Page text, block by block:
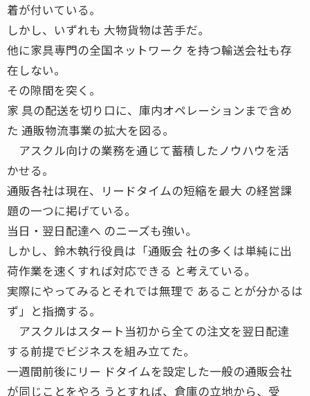
着が付いている。
しかし、いずれも 大物貨物は苦手だ。
他に家具専門の全国ネットワーク を持つ輸送会社も存
在しない。
その隙間を突く。
家 具の配送を切り口に、庫内オペレーションまで含め
た 通販物流事業の拡大を図る。
アスクル向けの業務を通じて蓄積したノウハウを活
かせる。
通販各社は現在、リードタイムの短縮を最大 の経営課
題の一つに掲げている。
当日・翌日配達へ のニーズも強い。
しかし、鈴木執行役員は「通販会 社の多くは単純に出
荷作業を速くすれば対応できる と考えている。
実際にやってみるとそれでは無理で あることが分かるは
ず」と指摘する。
アスクルはスタート当初から全ての注文を翌日配達
する前提でビジネスを組み立てた。
一週間前後にリー ドタイムを設定した一般の通販会社
が同じことをやろ うとすれば、倉庫の立地から、受